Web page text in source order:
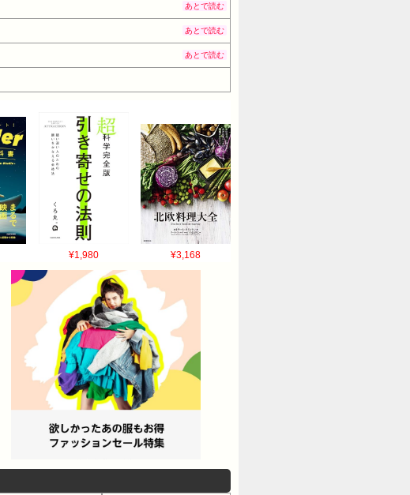
あとで読む
あとで読む
あとで読む
¥1,980 ¥3,168